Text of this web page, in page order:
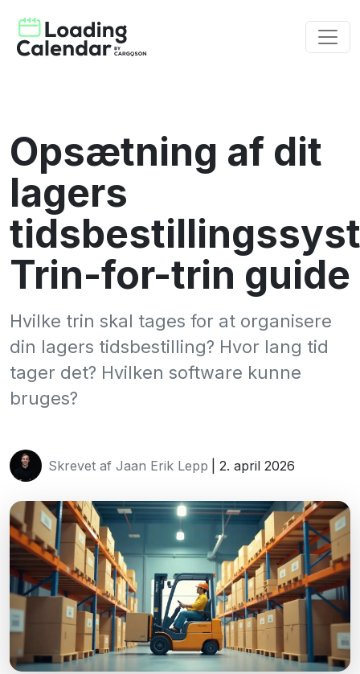
Opsætning af dit
lagers
Trin-for-trin guide
Hvilke trin skal tages for at organisere
din lagers tidsbestilling? Hvor lang tid
tager det? Hvilken software kunne
bruges?
Skrevet af Jaan Erik Lepp | 2. april 2026